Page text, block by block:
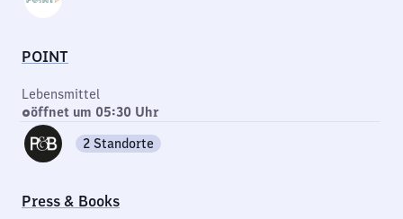
POINT
Lebensmittel
öffnet um 05:30 Uhr
Press & Books
2 Standorte